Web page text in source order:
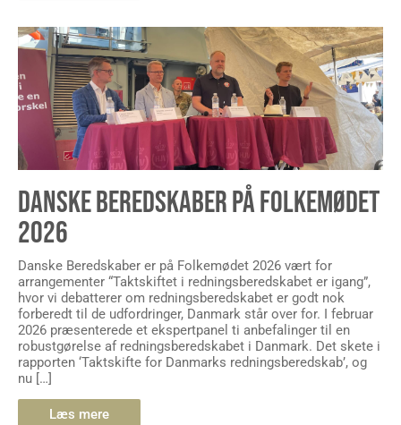
DANSKE BEREDSKABER PÅ FOLKEMØDET
2026
Danske Beredskaber er på Folkemødet 2026 vært for
arrangementer “Taktskiftet i redningsberedskabet er igang”,
hvor vi debatterer om redningsberedskabet er godt nok
forberedt til de udfordringer, Danmark står over for. I februar
2026 præsenterede et ekspertpanel ti anbefalinger til en
robustgørelse af redningsberedskabet i Danmark. Det skete i
rapporten ‘Taktskifte for Danmarks redningsberedskab’, og
nu […]
Læs mere